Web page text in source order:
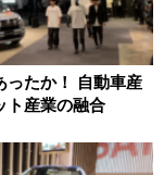
ったか！ 自動車産
ト産業の融合